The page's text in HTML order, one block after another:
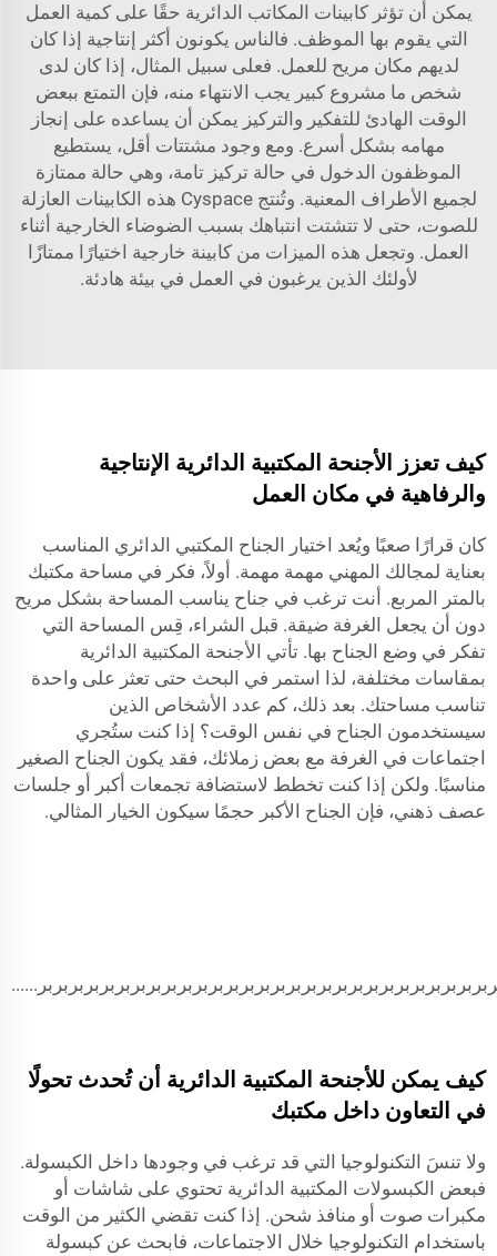
يمكن أن تؤثر كابينات المكاتب الدائرية حقًا على كمية العمل
التي يقوم بها الموظف. فالناس يكونون أكثر إنتاجية إذا كان
لديهم مكان مريح للعمل. فعلى سبيل المثال، إذا كان لدى
شخص ما مشروع كبير يجب الانتهاء منه، فإن التمتع ببعض
الوقت الهادئ للتفكير والتركيز يمكن أن يساعده على إنجاز
مهامه بشكل أسرع. ومع وجود مشتتات أقل، يستطيع
الموظفون الدخول في حالة تركيز تامة، وهي حالة ممتازة
لجميع الأطراف المعنية. وتُنتج Cyspace هذه الكابينات العازلة
للصوت، حتى لا تتشتت انتباهك بسبب الضوضاء الخارجية أثناء
العمل. وتجعل هذه الميزات من كابينة خارجية اختيارًا ممتازًا
لأولئك الذين يرغبون في العمل في بيئة هادئة.
كيف تعزز الأجنحة المكتبية الدائرية الإنتاجية
والرفاهية في مكان العمل
كان قرارًا صعبًا ويُعد اختيار الجناح المكتبي الدائري المناسب
بعناية لمجالك المهني مهمة مهمة. أولاً، فكر في مساحة مكتبك
بالمتر المربع. أنت ترغب في جناح يناسب المساحة بشكل مريح
دون أن يجعل الغرفة ضيقة. قبل الشراء، قِس المساحة التي
تفكر في وضع الجناح بها. تأتي الأجنحة المكتبية الدائرية
بمقاسات مختلفة، لذا استمر في البحث حتى تعثر على واحدة
تناسب مساحتك. بعد ذلك، كم عدد الأشخاص الذين
سيستخدمون الجناح في نفس الوقت؟ إذا كنت ستُجري
اجتماعات في الغرفة مع بعض زملائك، فقد يكون الجناح الصغير
مناسبًا. ولكن إذا كنت تخطط لاستضافة تجمعات أكبر أو جلسات
عصف ذهني، فإن الجناح الأكبر حجمًا سيكون الخيار المثالي.
كيف يمكن للأجنحة المكتبية الدائرية أن تُحدث تحولًا
في التعاون داخل مكتبك
ولا تنسَ التكنولوجيا التي قد ترغب في وجودها داخل الكبسولة.
فبعض الكبسولات المكتبية الدائرية تحتوي على شاشات أو
مكبرات صوت أو منافذ شحن. إذا كنت تقضي الكثير من الوقت
باستخدام التكنولوجيا خلال الاجتماعات، فابحث عن كبسولة